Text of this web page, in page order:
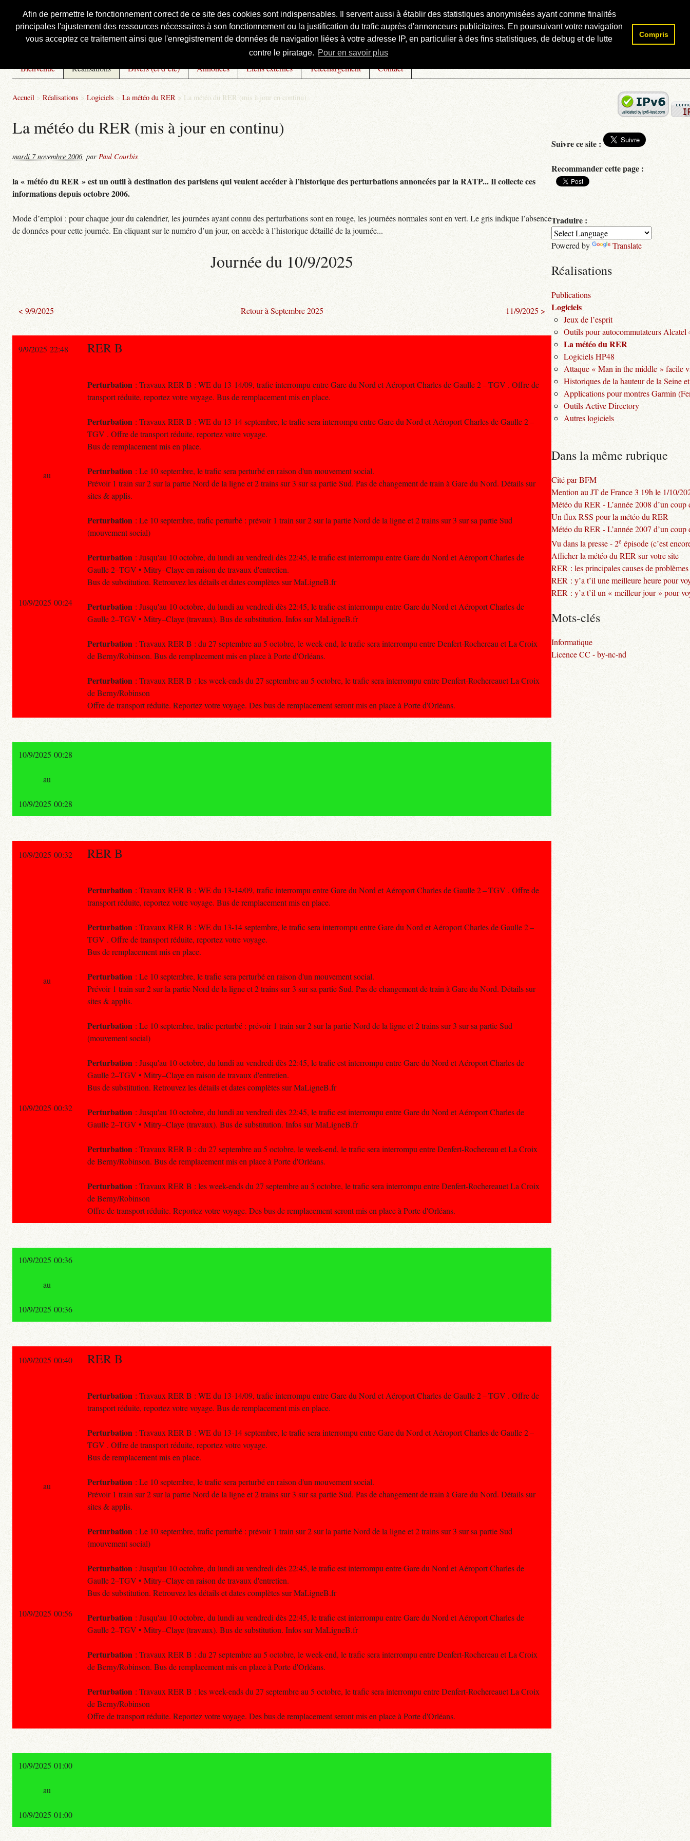
Afin de permettre le fonctionnement correct de ce site des cookies sont indispensables. Il servent aussi à établir des statistiques anonymisées ayant comme finalités
principales l'ajustement des ressources nécessaires à son fonctionnement ou la justification du trafic auprès d'annonceurs publicitaires. En poursuivant votre navigation
vous acceptez ce traitement ainsi que l'enregistrement de données de navigation liées à votre adresse IP, en particulier à des fins statistiques, de debug et de lutte
contre le piratage. Pour en savoir plus
Compris
Courbis, « LE » Blog Officiel
Bienvenue Réalisations Divers (et d’été) Annonces Liens externes Téléchargement Contact
Accueil > Réalisations > Logiciels > La météo du RER > La météo du RER (mis à jour en continu)
La météo du RER (mis à jour en continu)
mardi 7 novembre 2006, par Paul Courbis
la « météo du RER » est un outil à destination des parisiens qui veulent accéder à l’historique des perturbations annoncées par la RATP... Il collecte ces
informations depuis octobre 2006.
Mode d’emploi : pour chaque jour du calendrier, les journées ayant connu des perturbations sont en rouge, les journées normales sont en vert. Le gris indique l’absence
de données pour cette journée. En cliquant sur le numéro d’un jour, on accède à l’historique détaillé de la journée...
Journée du 10/9/2025
< 9/9/2025 Retour à Septembre 2025 11/9/2025 >
9/9/2025 22:48 RER B
Perturbation : Travaux RER B : WE du 13-14/09, trafic interrompu entre Gare du Nord et Aéroport Charles de Gaulle 2 – TGV . Offre de
transport réduite, reportez votre voyage. Bus de remplacement mis en place.
Perturbation : Travaux RER B : WE du 13-14 septembre, le trafic sera interrompu entre Gare du Nord et Aéroport Charles de Gaulle 2 –
TGV . Offre de transport réduite, reportez votre voyage.
Bus de remplacement mis en place.
Perturbation : Le 10 septembre, le trafic sera perturbé en raison d'un mouvement social.
Prévoir 1 train sur 2 sur la partie Nord de la ligne et 2 trains sur 3 sur sa partie Sud. Pas de changement de train à Gare du Nord. Détails sur
sites & applis.
Perturbation : Le 10 septembre, trafic perturbé : prévoir 1 train sur 2 sur la partie Nord de la ligne et 2 trains sur 3 sur sa partie Sud
(mouvement social)
Perturbation : Jusqu'au 10 octobre, du lundi au vendredi dès 22:45, le trafic est interrompu entre Gare du Nord et Aéroport Charles de
Gaulle 2–TGV • Mitry–Claye en raison de travaux d'entretien.
Bus de substitution. Retrouvez les détails et dates complètes sur MaLigneB.fr
Perturbation : Jusqu'au 10 octobre, du lundi au vendredi dès 22:45, le trafic est interrompu entre Gare du Nord et Aéroport Charles de
Gaulle 2–TGV • Mitry–Claye (travaux). Bus de substitution. Infos sur MaLigneB.fr
Perturbation : Travaux RER B : du 27 septembre au 5 octobre, le week-end, le trafic sera interrompu entre Denfert-Rochereau et La Croix
de Berny/Robinson. Bus de remplacement mis en place à Porte d'Orléans.
Perturbation : Travaux RER B : les week-ends du 27 septembre au 5 octobre, le trafic sera interrompu entre Denfert-Rochereauet La Croix
de Berny/Robinson
Offre de transport réduite. Reportez votre voyage. Des bus de remplacement seront mis en place à Porte d'Orléans.
au
10/9/2025 00:24
10/9/2025 00:28
au
10/9/2025 00:28
10/9/2025 00:32 RER B
Perturbation : Travaux RER B : WE du 13-14/09, trafic interrompu entre Gare du Nord et Aéroport Charles de Gaulle 2 – TGV . Offre de
transport réduite, reportez votre voyage. Bus de remplacement mis en place.
Perturbation : Travaux RER B : WE du 13-14 septembre, le trafic sera interrompu entre Gare du Nord et Aéroport Charles de Gaulle 2 –
TGV . Offre de transport réduite, reportez votre voyage.
Bus de remplacement mis en place.
Perturbation : Le 10 septembre, le trafic sera perturbé en raison d'un mouvement social.
Prévoir 1 train sur 2 sur la partie Nord de la ligne et 2 trains sur 3 sur sa partie Sud. Pas de changement de train à Gare du Nord. Détails sur
sites & applis.
Perturbation : Le 10 septembre, trafic perturbé : prévoir 1 train sur 2 sur la partie Nord de la ligne et 2 trains sur 3 sur sa partie Sud
(mouvement social)
Perturbation : Jusqu'au 10 octobre, du lundi au vendredi dès 22:45, le trafic est interrompu entre Gare du Nord et Aéroport Charles de
Gaulle 2–TGV • Mitry–Claye en raison de travaux d'entretien.
Bus de substitution. Retrouvez les détails et dates complètes sur MaLigneB.fr
Perturbation : Jusqu'au 10 octobre, du lundi au vendredi dès 22:45, le trafic est interrompu entre Gare du Nord et Aéroport Charles de
Gaulle 2–TGV • Mitry–Claye (travaux). Bus de substitution. Infos sur MaLigneB.fr
Perturbation : Travaux RER B : du 27 septembre au 5 octobre, le week-end, le trafic sera interrompu entre Denfert-Rochereau et La Croix
de Berny/Robinson. Bus de remplacement mis en place à Porte d'Orléans.
Perturbation : Travaux RER B : les week-ends du 27 septembre au 5 octobre, le trafic sera interrompu entre Denfert-Rochereauet La Croix
de Berny/Robinson
Offre de transport réduite. Reportez votre voyage. Des bus de remplacement seront mis en place à Porte d'Orléans.
au
10/9/2025 00:32
10/9/2025 00:36
au
10/9/2025 00:36
10/9/2025 00:40 RER B
Perturbation : Travaux RER B : WE du 13-14/09, trafic interrompu entre Gare du Nord et Aéroport Charles de Gaulle 2 – TGV . Offre de
transport réduite, reportez votre voyage. Bus de remplacement mis en place.
Perturbation : Travaux RER B : WE du 13-14 septembre, le trafic sera interrompu entre Gare du Nord et Aéroport Charles de Gaulle 2 –
TGV . Offre de transport réduite, reportez votre voyage.
Bus de remplacement mis en place.
Perturbation : Le 10 septembre, le trafic sera perturbé en raison d'un mouvement social.
Prévoir 1 train sur 2 sur la partie Nord de la ligne et 2 trains sur 3 sur sa partie Sud. Pas de changement de train à Gare du Nord. Détails sur
sites & applis.
Perturbation : Le 10 septembre, trafic perturbé : prévoir 1 train sur 2 sur la partie Nord de la ligne et 2 trains sur 3 sur sa partie Sud
(mouvement social)
Perturbation : Jusqu'au 10 octobre, du lundi au vendredi dès 22:45, le trafic est interrompu entre Gare du Nord et Aéroport Charles de
Gaulle 2–TGV • Mitry–Claye en raison de travaux d'entretien.
Bus de substitution. Retrouvez les détails et dates complètes sur MaLigneB.fr
Perturbation : Jusqu'au 10 octobre, du lundi au vendredi dès 22:45, le trafic est interrompu entre Gare du Nord et Aéroport Charles de
Gaulle 2–TGV • Mitry–Claye (travaux). Bus de substitution. Infos sur MaLigneB.fr
Perturbation : Travaux RER B : du 27 septembre au 5 octobre, le week-end, le trafic sera interrompu entre Denfert-Rochereau et La Croix
de Berny/Robinson. Bus de remplacement mis en place à Porte d'Orléans.
Perturbation : Travaux RER B : les week-ends du 27 septembre au 5 octobre, le trafic sera interrompu entre Denfert-Rochereauet La Croix
de Berny/Robinson
Offre de transport réduite. Reportez votre voyage. Des bus de remplacement seront mis en place à Porte d'Orléans.
au
10/9/2025 00:56
10/9/2025 01:00
au
10/9/2025 01:00
Rechercher :
Suivre ce site :
Recommander cette page :
Traduire :
Powered by Translate
Réalisations
Publications
Logiciels
Jeux de l’esprit
Outils pour autocommutateurs Alcatel
La météo du RER
Logiciels HP48
Attaque « Man in the middle » facile
Historiques de la hauteur de la Seine
Applications pour montres Garmin
Outils Active Directory
Autres logiciels
Dans la même rubrique
Cité par BFM
Mention au JT de France 3 19h le 1/10/
Météo du RER - L’année 2008 d’un coup
Un flux RSS pour la météo du RER
Météo du RER - L’année 2007 d’un coup
Vu dans la presse - 2e épisode (c’est
Afficher la météo du RER sur votre site
RER : les principales causes de problèmes
RER : y’a t’il une meilleure heure pour
RER : y’a t’il un « meilleur jour » pour
Mots-clés
Informatique
Licence CC - by-nc-nd